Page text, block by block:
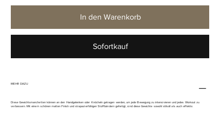
In den Warenkorb
Sofortkauf
MEHR DAZU
Diese Gewichtsmanchetten können an den Handgelenken oder Knöcheln getragen werden, um jede Bewegung zu intensivieren und jedes Workout zu
verbessern. Mit einem schönen matten Finish und strapazierfähigen Stoffbändern gefertigt, sind diese Gewichte sowohl stilvoll als auch effektiv.